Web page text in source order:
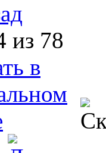
из 78